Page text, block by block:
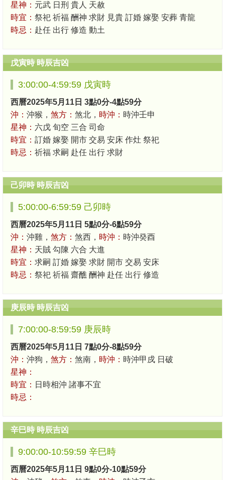
星神： 元武 日刑 貴人 天赦
時宜： 祭祀 祈福 酬神 求財 見貴 訂婚 嫁娶 安葬 青龍
時忌： 赴任 出行 修造 動土
戊寅時 時辰吉凶
3:00:00-4:59:59 戊寅時
西曆2025年5月11日 3點0分-4點59分
沖： 沖猴， 煞方： 煞北， 時沖： 時沖壬申
星神： 六戊 旬空 三合 司命
時宜： 訂婚 嫁娶 開市 交易 安床 作灶 祭祀
時忌： 祈福 求嗣 赴任 出行 求財
己卯時 時辰吉凶
5:00:00-6:59:59 己卯時
西曆2025年5月11日 5點0分-6點59分
沖： 沖雞， 煞方： 煞西， 時沖： 時沖癸酉
星神： 天賊 勾陳 六合 大進
時宜： 求嗣 訂婚 嫁娶 求財 開市 交易 安床
時忌： 祭祀 祈福 齋醮 酬神 赴任 出行 修造
庚辰時 時辰吉凶
7:00:00-8:59:59 庚辰時
西曆2025年5月11日 7點0分-8點59分
沖： 沖狗， 煞方： 煞南， 時沖： 時沖甲戍 日破
星神：
時宜： 日時相沖 諸事不宜
時忌：
辛巳時 時辰吉凶
9:00:00-10:59:59 辛巳時
西曆2025年5月11日 9點0分-10點59分